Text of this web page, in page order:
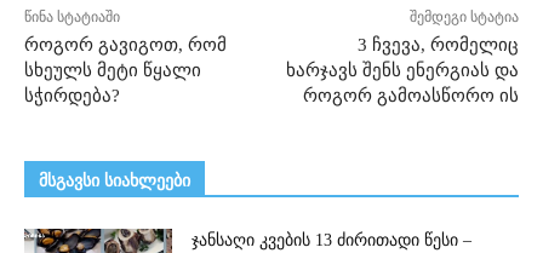
წინა სტატიაში
როგორ გავიგოთ, რომ
სხეულს მეტი წყალი
სჭირდება?
შემდეგი სტატია
3 ჩვევა, რომელიც
ხარჯავს შენს ენერგიას და
როგორ გამოასწორო ის
მსგავსი სიახლეები
ჯანსაღი კვების 13 ძირითადი წესი –